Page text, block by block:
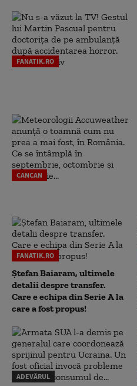
FANATIK.RO
CANCAN
FANATIK.RO
Ștefan Baiaram, ultimele
detalii despre transfer.
Care e echipa din Serie A la
care a fost propus!
ADEVĂRUL